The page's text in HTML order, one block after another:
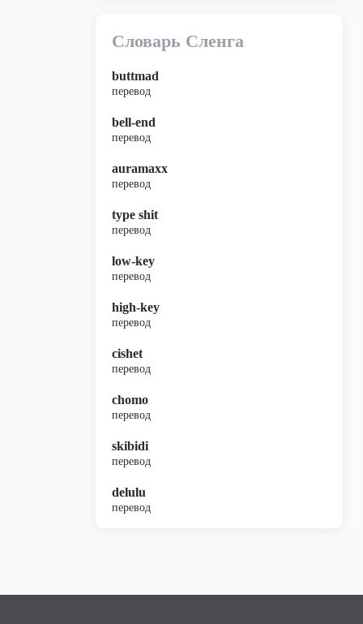
Словарь Сленга
buttmad
перевод
bell-end
перевод
auramaxx
перевод
type shit
перевод
low-key
перевод
high-key
перевод
cishet
перевод
chomo
перевод
skibidi
перевод
delulu
перевод